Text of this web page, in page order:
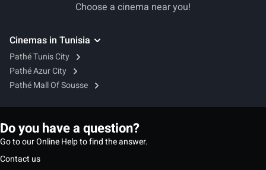
Choose a cinema near you!
Cinemas in Tunisia
Pathé Tunis City
Pathé Azur City
Pathé Mall Of Sousse
Do you have a question?
Go to our Online Help to find the answer.
Contact us